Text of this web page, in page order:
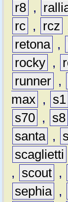
r8 ,
rc , rcz
retona ,
rocky ,
runner ,
max , s1
s70 , s8
santa ,
scaglietti
,
scout ,
sephia ,